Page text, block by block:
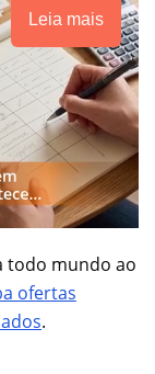
Leia mais
todo mundo ao
ofertas
.